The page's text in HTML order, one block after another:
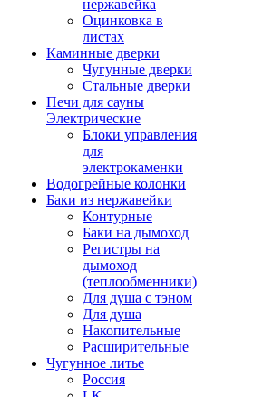
нержавейка
Оцинковка в
листах
Каминные дверки
Чугунные дверки
Стальные дверки
Печи для сауны
Электрические
Блоки управления
для
электрокаменки
Водогрейные колонки
Баки из нержавейки
Контурные
Баки на дымоход
Регистры на
дымоход
(теплообменники)
Для душа с тэном
Для душа
Накопительные
Расширительные
Чугунное литье
Россия